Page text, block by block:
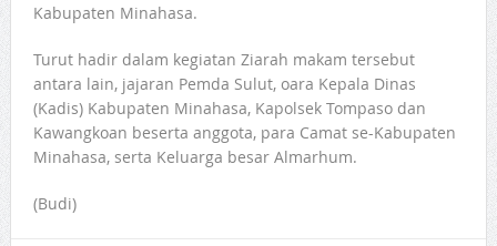
Kabupaten Minahasa.
Turut hadir dalam kegiatan Ziarah makam tersebut
antara lain, jajaran Pemda Sulut, oara Kepala Dinas
(Kadis) Kabupaten Minahasa, Kapolsek Tompaso dan
Kawangkoan beserta anggota, para Camat se-Kabupaten
Minahasa, serta Keluarga besar Almarhum.
(Budi)